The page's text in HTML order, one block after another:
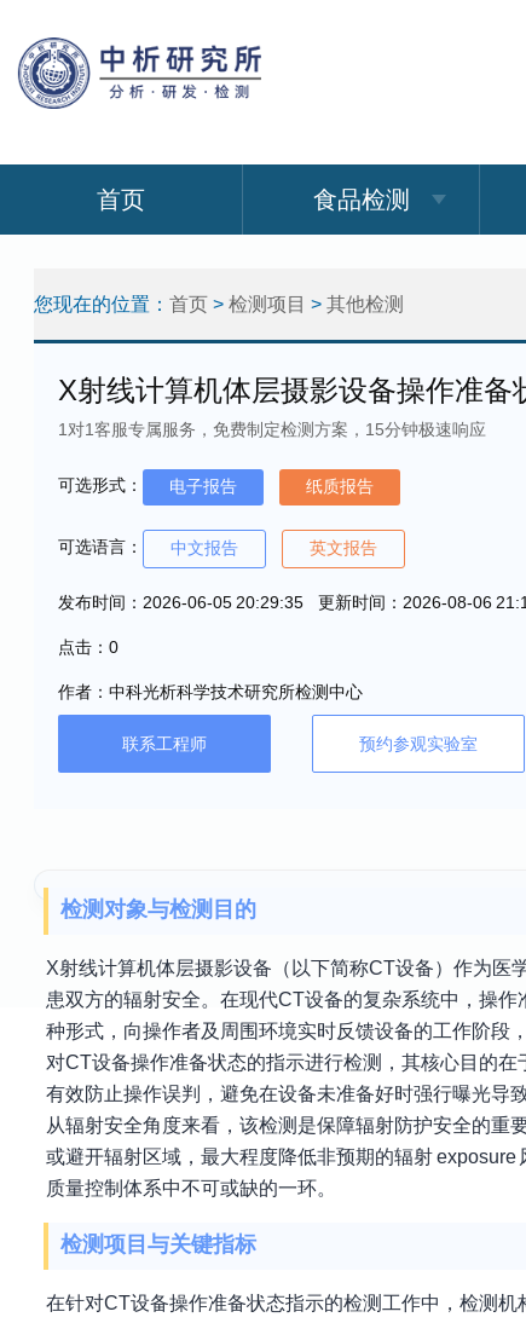
首页 食品检测
您现在的位置： 首页 > 检测项目 > 其他检测
X射线计算机体层摄影设备操作准备
1对1客服专属服务，免费制定检测方案，15分钟极速响应
可选形式： 电子报告 纸质报告
可选语言： 中文报告 英文报告
发布时间：2026-06-05 20:29:35 更新时间：2026-08-06
点击：0
作者：中科光析科学技术研究所检测中心
联系工程师 预约参观实验室
检测对象与检测目的
X射线计算机体层摄影设备（以下简称CT设备）作为医
患双方的辐射安全。在现代CT设备的复杂系统中，操
种形式，向操作者及周围环境实时反馈设备的工作阶段
对CT设备操作准备状态的指示进行检测，其核心目的
有效防止操作误判，避免在设备未准备好时强行曝光导
从辐射安全角度来看，该检测是保障辐射防护安全的重
或避开辐射区域，最大程度降低非预期的辐射
质量控制体系中不可或缺的一环。
检测项目与关键指标
在针对CT设备操作准备状态指示的检测工作中，检测